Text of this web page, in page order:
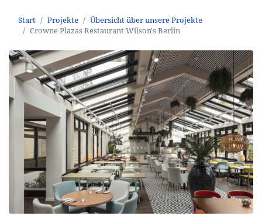
Start Projekte
Übersicht über unsere Projekte
Crowne Plazas Restaurant Wilson's Berlin